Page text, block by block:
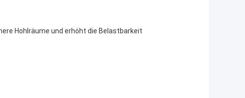
Hohlräume und erhöht die Belastbarkeit